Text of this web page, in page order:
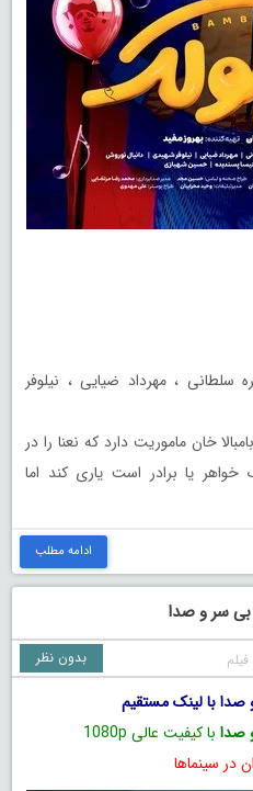
سلطانی ، مهرداد ضیایی ، نیلوفر
خان ماموریت دارد که نعنا را در
یا برادر است یاری کند اما
ادامه مطلب
بی‌ سر و صدا
فیلم بدون نظر
صدا با لینک مستقیم
صدا با کیفیت عالی 1080p
در سینماها